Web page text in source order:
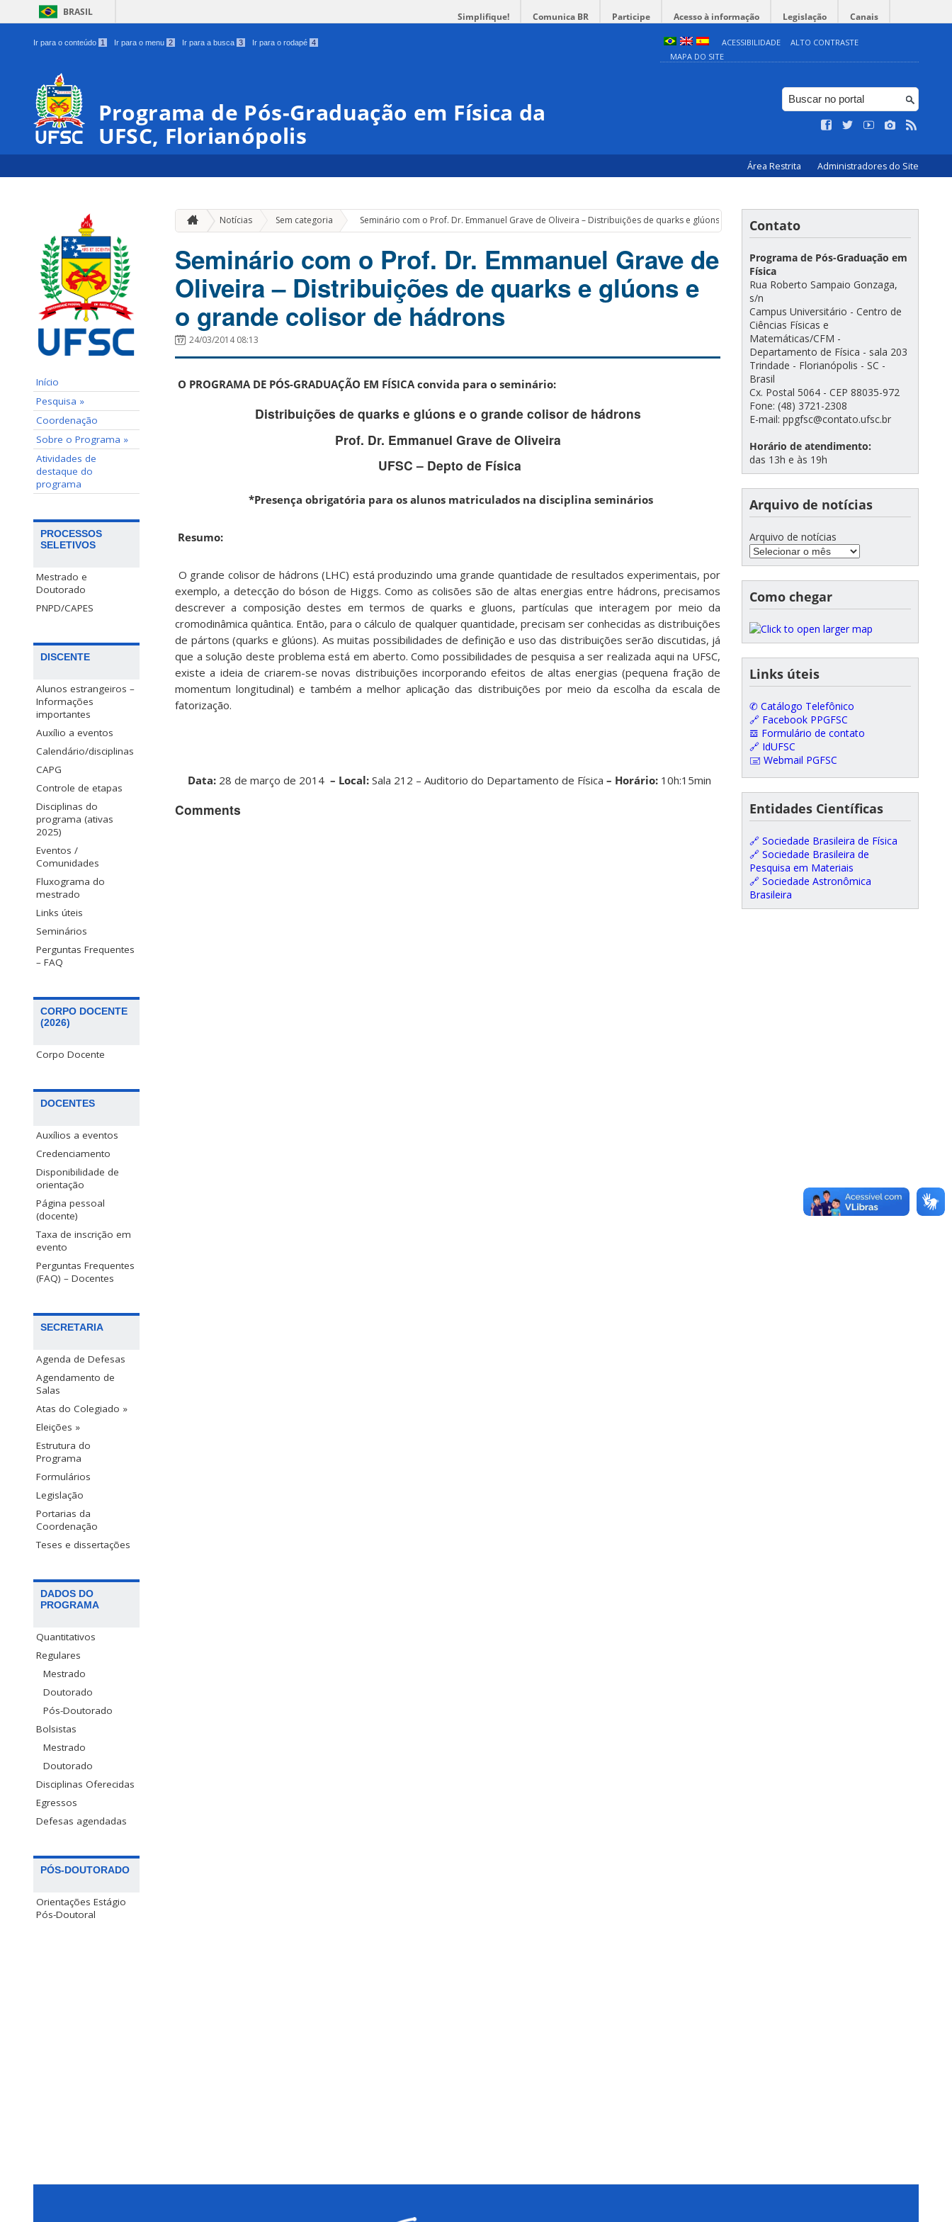
BRASIL Simplifique! Comunica BR Participe Acesso à informação Legislação Canais
Ir para o conteúdo 1 Ir para o menu 2 Ir para a busca 3 Ir para o rodapé 4 ACESSIBILIDADE
ALTO CONTRASTE
MAPA DO SITE
Programa de Pós-Graduação em Física da
UFSC, Florianópolis
Área Restrita Administradores do Site
Início
Pesquisa »
Coordenação
Sobre o Programa »
Atividades de
destaque do
programa
PROCESSOS
SELETIVOS
Mestrado e
Doutorado
PNPD/CAPES
DISCENTE
Alunos estrangeiros –
Informações
importantes
Auxílio a eventos
Calendário/disciplinas
CAPG
Controle de etapas
Disciplinas do
programa (ativas
2025)
Eventos /
Comunidades
Fluxograma do
mestrado
Links úteis
Seminários
Perguntas Frequentes
– FAQ
CORPO DOCENTE
(2026)
Corpo Docente
DOCENTES
Auxílios a eventos
Credenciamento
Disponibilidade de
orientação
Página pessoal
(docente)
Taxa de inscrição em
evento
Perguntas Frequentes
(FAQ) – Docentes
SECRETARIA
Agenda de Defesas
Agendamento de
Salas
Atas do Colegiado »
Eleições »
Estrutura do
Programa
Formulários
Legislação
Portarias da
Coordenação
Teses e dissertações
DADOS DO
PROGRAMA
Quantitativos
Regulares
Mestrado
Doutorado
Pós-Doutorado
Bolsistas
Mestrado
Doutorado
Disciplinas Oferecidas
Egressos
Defesas agendadas
PÓS-DOUTORADO
Orientações Estágio
Pós-Doutoral
Notícias Sem categoria » Seminário com o Prof. Dr. Emmanuel Grave de Oliveira – Distribuições de quarks e glúons e o grande colisor de hádrons
Seminário com o Prof. Dr. Emmanuel Grave de
Oliveira – Distribuições de quarks e glúons e
o grande colisor de hádrons
24/03/2014 08:13
O PROGRAMA DE PÓS-GRADUAÇÃO EM FÍSICA convida para o seminário:
Distribuições de quarks e glúons e o grande colisor de hádrons
Prof. Dr. Emmanuel Grave de Oliveira
UFSC – Depto de Física
*Presença obrigatória para os alunos matriculados na disciplina seminários
Resumo:
O grande colisor de hádrons (LHC) está produzindo uma grande quantidade de resultados experimentais, por
exemplo, a detecção do bóson de Higgs. Como as colisões são de altas energias entre hádrons, precisamos
descrever a composição destes em termos de quarks e gluons, partículas que interagem por meio da
cromodinâmica quântica. Então, para o cálculo de qualquer quantidade, precisam ser conhecidas as distribuições
de pártons (quarks e glúons). As muitas possibilidades de definição e uso das distribuições serão discutidas, já
que a solução deste problema está em aberto. Como possibilidades de pesquisa a ser realizada aqui na UFSC,
existe a ideia de criarem-se novas distribuições incorporando efeitos de altas energias (pequena fração de
momentum longitudinal) e também a melhor aplicação das distribuições por meio da escolha da escala de
fatorização.
Data: 28 de março de 2014 – Local: Sala 212 – Auditorio do Departamento de Física – Horário: 10h:15min
Comments
Contato
Programa de Pós-Graduação em
Física
Rua Roberto Sampaio Gonzaga,
s/n
Campus Universitário - Centro de
Ciências Físicas e
Matemáticas/CFM -
Departamento de Física - sala 203
Trindade - Florianópolis - SC -
Brasil
Cx. Postal 5064 - CEP 88035-972
Fone: (48) 3721-2308
E-mail: ppgfsc@contato.ufsc.br
Horário de atendimento:
das 13h e às 19h
Arquivo de notícias
Arquivo de notícias
Como chegar
Links úteis
✆ Catálogo Telefônico
🔗 Facebook PPGFSC
𝌕 Formulário de contato
🔗 IdUFSC
🖃 Webmail PGFSC
Entidades Científicas
🔗 Sociedade Brasileira de Física
🔗 Sociedade Brasileira de
Pesquisa em Materiais
🔗 Sociedade Astronômica
Brasileira